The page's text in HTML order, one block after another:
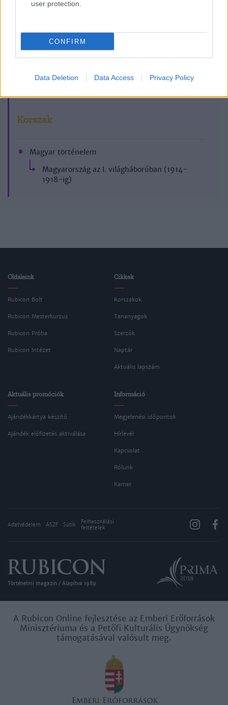
user protection.
CONFIRM
Data Deletion Data Access Privacy Policy
Korszak
Magyar történelem
Magyarország az I. világháborúban (1914-
1918-ig)
Oldalaink
Rubicon Bolt
Rubicon Mesterkurzus
Rubicon Próba
Rubicon Intézet
Cikkek
Korszakok
Tananyagok
Szerzők
Naptár
Aktuális lapszám
Aktuális promóciók
Ajándékkártya készítő
Ajándék előfizetés aktiválása
Információ
Megjelenési időpontok
Hírlevél
Kapcsolat
Rólunk
Karrier
Adatvédelem ÁSZF Sütik
Felhasználási
feltételek
Történelmi magazin / Alapítva 1989
A Rubicon Online fejlesztése az Emberi Erőforrások
Minisztériuma és a Petőfi Kulturális Ügynökség
támogatásával valósult meg.